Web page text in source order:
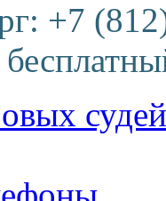
+7
судей